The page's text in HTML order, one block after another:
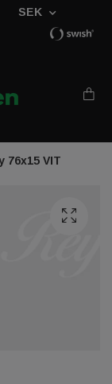
SEK
76x15 VIT